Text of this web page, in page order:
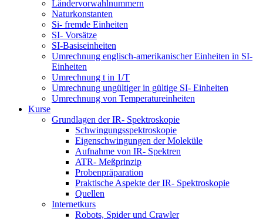
Ländervorwahlnummern
Naturkonstanten
Si- fremde Einheiten
SI- Vorsätze
SI-Basiseinheiten
Umrechnung englisch-amerikanischer Einheiten in SI-
Einheiten
Umrechnung t in 1/T
Umrechnung ungültiger in gültige SI- Einheiten
Umrechnung von Temperatureinheiten
Kurse
Grundlagen der IR- Spektroskopie
Schwingungsspektroskopie
Eigenschwingungen der Moleküle
Aufnahme von IR- Spektren
ATR- Meßprinzip
Probenpräparation
Praktische Aspekte der IR- Spektroskopie
Quellen
Internetkurs
Robots, Spider und Crawler